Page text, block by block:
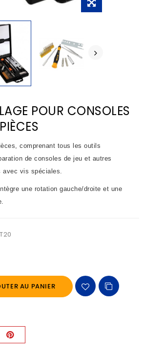
POUR CONSOLES
comprenant tous les outils
de consoles de jeu et autres
avec vis spéciales.
une rotation gauche/droite et une
AU PANIER